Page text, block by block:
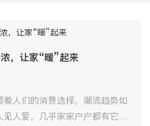
，让家“暖”起来
人们的消费选择，潮流趋势如
人爱，几乎家家户户都有它的